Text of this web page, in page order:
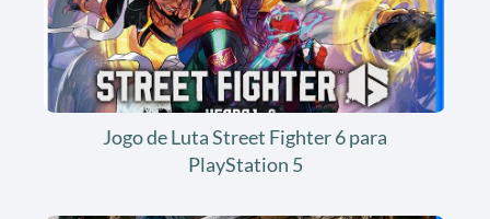
Jogo de Luta Street Fighter 6 para
PlayStation 5